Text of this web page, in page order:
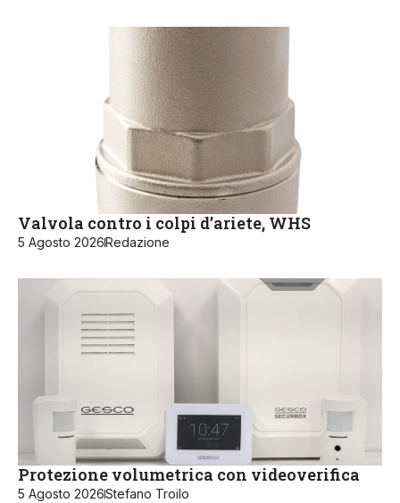
Valvola contro i colpi d’ariete, WHS
5 Agosto 2026Redazione
Protezione volumetrica con videoverifica
5 Agosto 2026Stefano Troilo